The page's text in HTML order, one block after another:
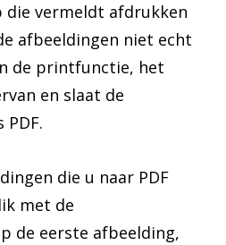
die vermeldt afdrukken
afbeeldingen niet echt
de printfunctie, het
en slaat de
die u naar PDF
met de
de eerste afbeelding,